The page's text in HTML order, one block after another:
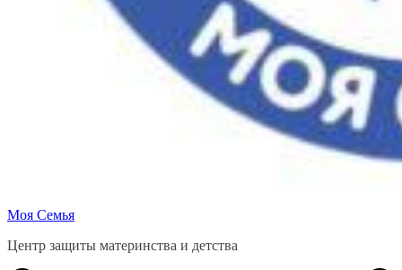
Моя Семья
Центр защиты материнства и детства